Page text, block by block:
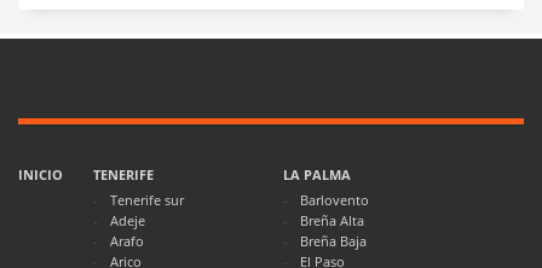
INICIO
TENERIFE
Tenerife sur
Adeje
Arafo
Arico
LA PALMA
Barlovento
Breña Alta
Breña Baja
El Paso